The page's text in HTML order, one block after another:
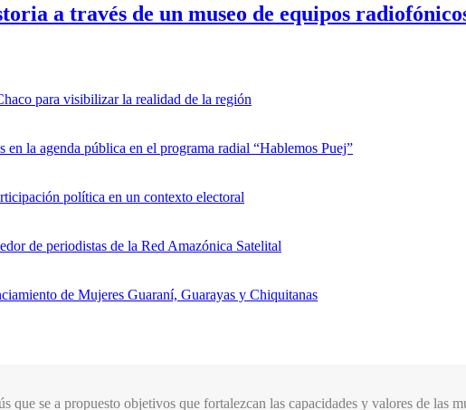
a través de un museo de equipos
para visibilizar la realidad de la región
en la agenda pública en el programa radial “Hablemos Puej”
política en un contexto electoral
de periodistas de la Red Amazónica Satelital
de Mujeres Guaraní, Guarayas y Chiquitanas
que se a propuesto objetivos que fortalezcan las capacidades y valores de las